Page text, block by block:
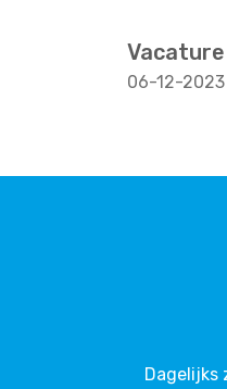
06-12-2023
Dagelijks